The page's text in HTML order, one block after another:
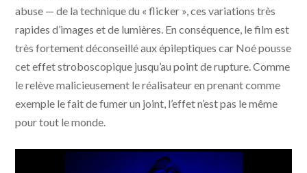
abuse — de la technique du « flicker », ces variations très
rapides d’images et de lumières. En conséquence, le film est
très fortement déconseillé aux épileptiques car Noé pousse
cet effet stroboscopique jusqu’au point de rupture. Comme
le relève malicieusement le réalisateur en prenant comme
exemple le fait de fumer un joint, l’effet n’est pas le même
pour tout le monde.